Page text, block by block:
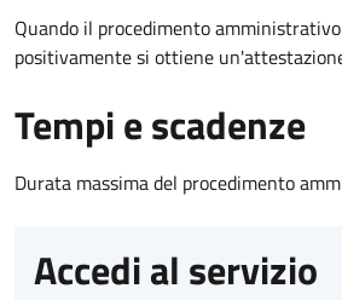
Quando il procedimento
positivamente si ottiene
Tempi e scadenze
Durata massima del procedimento
Accedi al servizio